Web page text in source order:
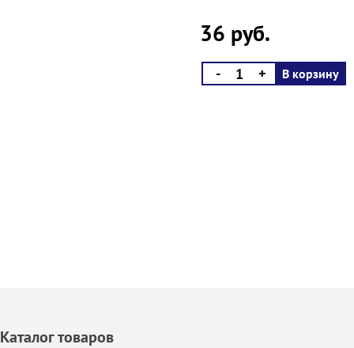
36 руб.
- + В корзину
Каталог товаров